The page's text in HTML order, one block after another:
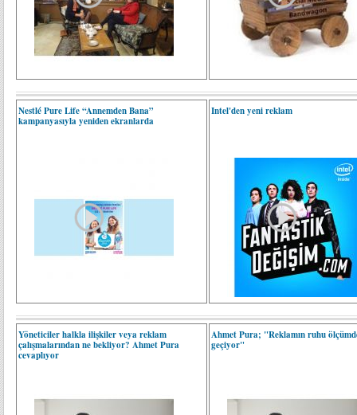
Nestlé Pure Life “Annemden Bana”
kampanyasıyla yeniden ekranlarda
Intel'den yeni reklam
Yöneticiler halkla ilişkiler veya reklam
çalışmalarından ne bekliyor? Ahmet Pura
cevaplıyor
Ahmet Pura; "Reklamın ruhu
geçiyor"